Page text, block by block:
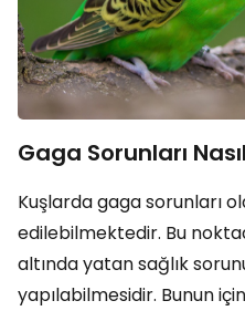
Gaga Sorunları
Kuşlarda gaga sorunları
edilebilmektedir. Bu
altında yatan sağlık
yapılabilmesidir. Bunun